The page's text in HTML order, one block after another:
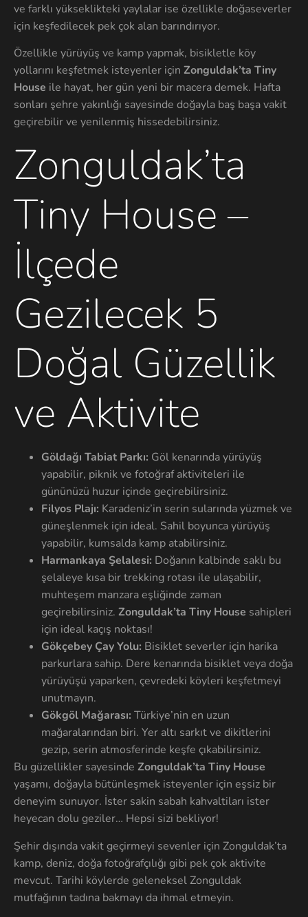
ve farklı yükseklikteki yaylalar ise özellikle doğaseverler
için keşfedilecek pek çok alan barındırıyor.
Özellikle yürüyüş ve kamp yapmak, bisikletle köy
yollarını keşfetmek isteyenler için Zonguldak’ta Tiny
House ile hayat, her gün yeni bir macera demek. Hafta
sonları şehre yakınlığı sayesinde doğayla baş başa vakit
geçirebilir ve yenilenmiş hissedebilirsiniz.
Zonguldak’ta
Tiny House –
İlçede
Gezilecek 5
Doğal Güzellik
ve Aktivite
Göldağı Tabiat Parkı: Göl kenarında yürüyüş
yapabilir, piknik ve fotoğraf aktiviteleri ile
gününüzü huzur içinde geçirebilirsiniz.
Filyos Plajı: Karadeniz’in serin sularında yüzmek ve
güneşlenmek için ideal. Sahil boyunca yürüyüş
yapabilir, kumsalda kamp atabilirsiniz.
Harmankaya Şelalesi: Doğanın kalbinde saklı bu
şelaleye kısa bir trekking rotası ile ulaşabilir,
muhteşem manzara eşliğinde zaman
geçirebilirsiniz. Zonguldak’ta Tiny House sahipleri
için ideal kaçış noktası!
Gökçebey Çay Yolu: Bisiklet severler için harika
parkurlara sahip. Dere kenarında bisiklet veya doğa
yürüyüşü yaparken, çevredeki köyleri keşfetmeyi
unutmayın.
Gökgöl Mağarası: Türkiye’nin en uzun
mağaralarından biri. Yer altı sarkıt ve dikitlerini
gezip, serin atmosferinde keşfe çıkabilirsiniz.
Bu güzellikler sayesinde Zonguldak’ta Tiny House
yaşamı, doğayla bütünleşmek isteyenler için eşsiz bir
deneyim sunuyor. İster sakin sabah kahvaltiları ister
heyecan dolu geziler… Hepsi sizi bekliyor!
Şehir dışında vakit geçirmeyi sevenler için Zonguldak’ta
kamp, deniz, doğa fotoğrafçılığı gibi pek çok aktivite
mevcut. Tarihi köylerde geleneksel Zonguldak
mutfağının tadına bakmayı da ihmal etmeyin.